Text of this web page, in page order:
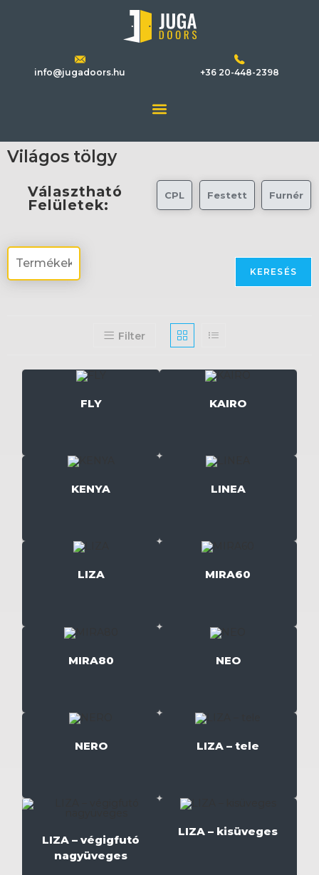
info@jugadoors.hu +36 20-448-2398
Világos tölgy
Választható
Felületek:
CPL Festett Furnér
KERESÉS
Filter
FLY KAIRO
KENYA LINEA
LIZA MIRA60
MIRA80 NEO
NERO LIZA – tele
LIZA – végigfutó
nagyüveges
LIZA – kisüveges